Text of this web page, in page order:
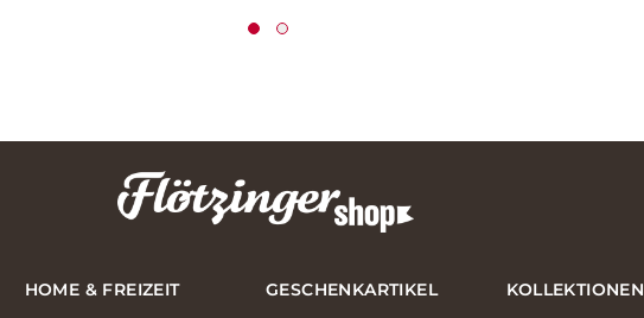
HOME & FREIZEIT GESCHENKARTIKEL KOLLEKTIONEN